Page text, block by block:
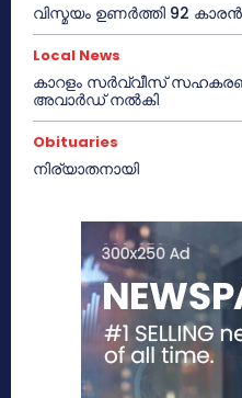
വിസ്മയം ഉണർത്തി 92
Local News
കാറളം സർവ്വീസ്
അവാർഡ് നൽകി
Obituaries
നിര്യാതനായി